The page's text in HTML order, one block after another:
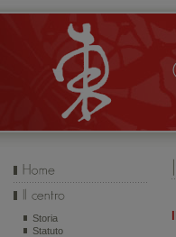
Storia
Statuto